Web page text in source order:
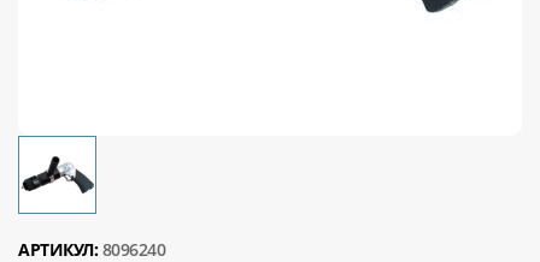
АРТИКУЛ: 8096240